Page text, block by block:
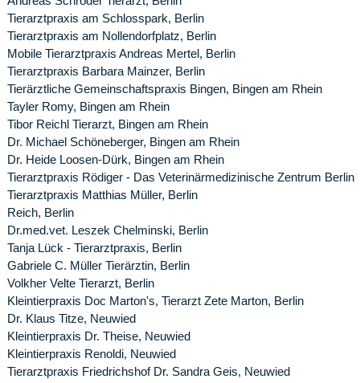
Tierarztpraxis am Schlosspark, Berlin
Tierarztpraxis am Nollendorfplatz, Berlin
Mobile Tierarztpraxis Andreas Mertel, Berlin
Tierarztpraxis Barbara Mainzer, Berlin
Tierärztliche Gemeinschaftspraxis Bingen, Bingen am Rhein
Tayler Romy, Bingen am Rhein
Tibor Reichl Tierarzt, Bingen am Rhein
Dr. Michael Schöneberger, Bingen am Rhein
Dr. Heide Loosen-Dürk, Bingen am Rhein
Tierarztpraxis Rödiger - Das Veterinärmedizinische Zentrum Berlin
Tierarztpraxis Matthias Müller, Berlin
Reich, Berlin
Dr.med.vet. Leszek Chelminski, Berlin
Tanja Lück - Tierarztpraxis, Berlin
Gabriele C. Müller Tierärztin, Berlin
Volkher Velte Tierarzt, Berlin
Kleintierpraxis Doc Marton's, Tierarzt Zete Marton, Berlin
Dr. Klaus Titze, Neuwied
Kleintierpraxis Dr. Theise, Neuwied
Kleintierpraxis Renoldi, Neuwied
Tierarztpraxis Friedrichshof Dr. Sandra Geis, Neuwied